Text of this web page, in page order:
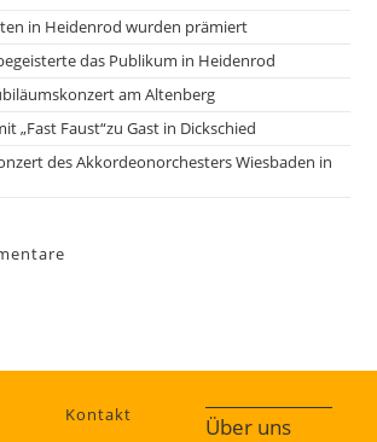
in Heidenrod wurden prämiert
das Publikum in Heidenrod
am Altenberg
„Fast Faust“zu Gast in Dickschied
des Akkordeonorchesters Wiesbaden in
Kontakt
Über uns